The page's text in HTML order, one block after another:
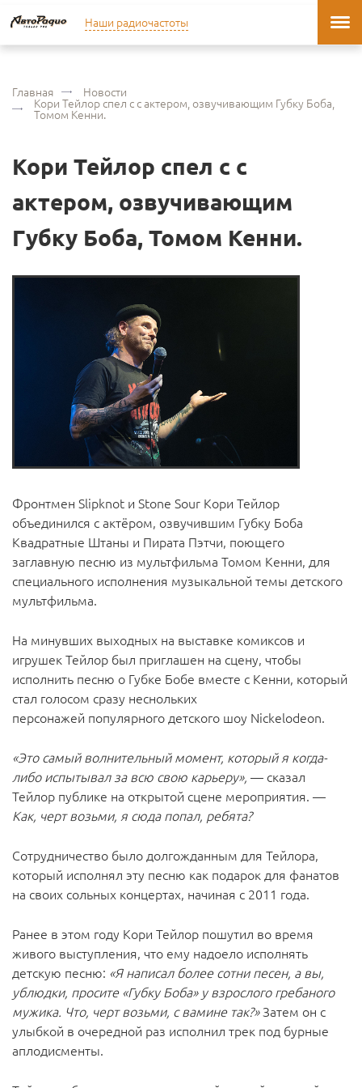
Наши радиочастоты
Главная Новости
Кори Тейлор спел с с актером, озвучивающим Губку Боба,
Томом Кенни.
Кори Тейлор спел с с
актером, озвучивающим
Губку Боба, Томом Кенни.
Фронтмен Slipknot и Stone Sour Кори Тейлор
объединился с актёром, озвучившим Губку Боба
Квадратные Штаны и Пирата Пэтчи, поющего
заглавную песню из мультфильма Томом Кенни, для
специального исполнения музыкальной темы детского
мультфильма.
На минувших выходных на выставке комиксов и
игрушек Тейлор был приглашен на сцену, чтобы
исполнить песню о Губке Бобе вместе с Кенни, который
стал голосом сразу неснольких
персонажей популярного детского шоу Nickelodeon.
«Это самый волнительный момент, который я когда-
либо испытывал за всю свою карьеру», — сказал
Тейлор публике на открытой сцене мероприятия. —
Как, черт возьми, я сюда попал, ребята?
Сотрудничество было долгожданным для Тейлора,
который исполнял эту песню как подарок для фанатов
на своих сольных концертах, начиная с 2011 года.
Ранее в этом году Кори Тейлор пошутил во время
живого выступления, что ему надоело исполнять
детскую песню: «Я написал более сотни песен, а вы,
ублюдки, просите «Губку Боба» у взрослого гребаного
мужика. Что, черт возьми, с вамине так?»Затем он с
улыбкой в очередной раз исполнил трек под бурные
аплодисменты.